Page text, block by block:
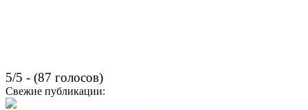
5/5 - (87 голосов)
Свежие публикации: